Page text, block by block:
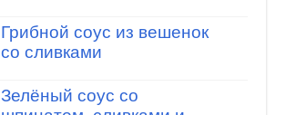
Грибной соус из вешенок
со сливками
Зелёный соус со